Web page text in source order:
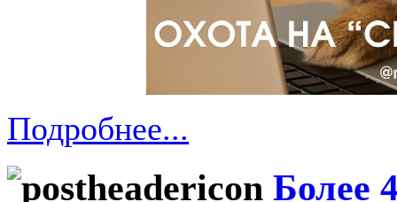
Подробнее...
Более